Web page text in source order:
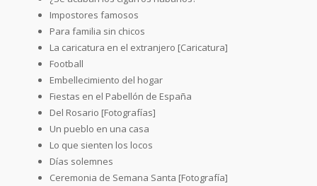
Impostores famosos
Para familia sin chicos
La caricatura en el extranjero [Caricatura]
Football
Embellecimiento del hogar
Fiestas en el Pabellón de España
Del Rosario [Fotografías]
Un pueblo en una casa
Lo que sienten los locos
Días solemnes
Ceremonia de Semana Santa [Fotografía]